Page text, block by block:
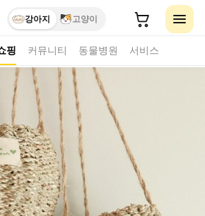
강아지 고양이
핑 커뮤니티 동물병원 서비스